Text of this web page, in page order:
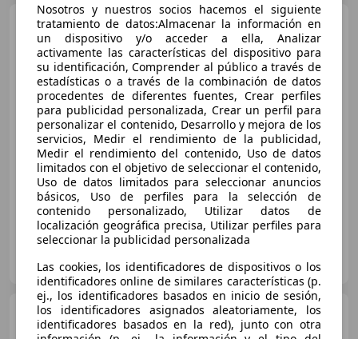
Land Rover Defender
P400 S 110 Auto 4WD MHEV
€ 69.890 1
Sin comparación
06/2024 50.367 km
Electro/Gasolina
294 kW (400 CV)
ES-08205 Sabadell
Land Rover Defender
2.5Td5 SW E
Nosotros y nuestros socios hacemos el siguiente
tratamiento de datos:Almacenar la información en
un dispositivo y/o acceder a ella, Analizar
activamente las características del dispositivo para
su identificación, Comprender al público a través de
estadísticas o a través de la combinación de datos
procedentes de diferentes fuentes, Crear perfiles
para publicidad personalizada, Crear un perfil para
personalizar el contenido, Desarrollo y mejora de los
servicios, Medir el rendimiento de la publicidad,
Medir el rendimiento del contenido, Uso de datos
limitados con el objetivo de seleccionar el contenido,
Uso de datos limitados para seleccionar anuncios
básicos, Uso de perfiles para la selección de
contenido personalizado, Utilizar datos de
localización geográfica precisa, Utilizar perfiles para
seleccionar la publicidad personalizada
Las cookies, los identificadores de dispositivos o los
identificadores online de similares características (p.
ej., los identificadores basados en inicio de sesión,
los identificadores asignados aleatoriamente, los
identificadores basados en la red), junto con otra